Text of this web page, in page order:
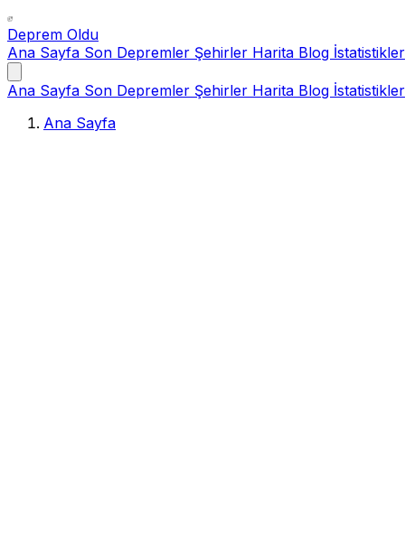
Deprem Oldu
Ana Sayfa Son Depremler Şehirler Harita Blog İstatistikler
Ana Sayfa Son Depremler Şehirler Harita Blog İstatistikler
Ana Sayfa